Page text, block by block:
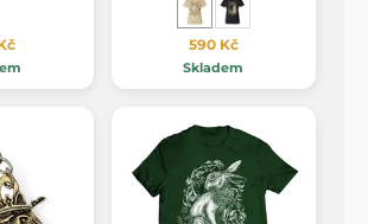
590 Kč
Skladem